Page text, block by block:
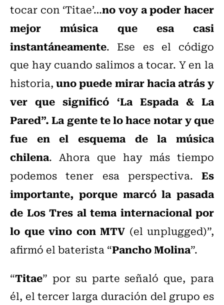
tocar con ‘Titae’…no voy a poder hacer
mejor música que esa casi
instantáneamente. Ese es el código
que hay cuando salimos a tocar. Y en la
historia,uno puede mirar hacia atrás y
ver que significó ‘La Espada & La
Pared”. La gente te lo hace notar y que
fue en el esquema de la música
chilena. Ahora que hay más tiempo
podemos tener esa perspectiva. Es
importante, porque marcó la pasada
de Los Tres al tema internacional por
lo que vino con MTV (el unplugged)”,
afirmó el baterista “Pancho Molina”.
“Titae” por su parte señaló que, para
él, el tercer larga duración del grupo es